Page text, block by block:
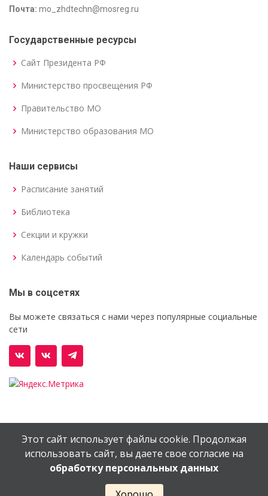
Почта: mo_zhdtechn@mosreg.ru
Государственные ресурсы
Сайт Президента РФ
Министерство просвещения РФ
Правительство МО
Министерство образования МО
Наши сервисы
Расписание занятий
Библиотека
Секции и кружки
Календарь событий
Мы в соцсетях
Вы можете связаться с нами через популярные социальные
сети
© Орехово-Зуевский железнодорожный техникум им.
В.И.Бондаренко
Сайт создан вEV-DV.RU
Этот сайт использует файлы cookie. Продолжая
использовать сайт, вы даете свое согласие на
обработку персональных данных